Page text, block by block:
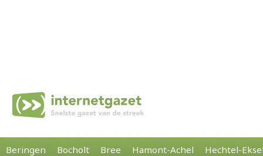
Beringen Bocholt Bree Hamont-Achel Hechtel-